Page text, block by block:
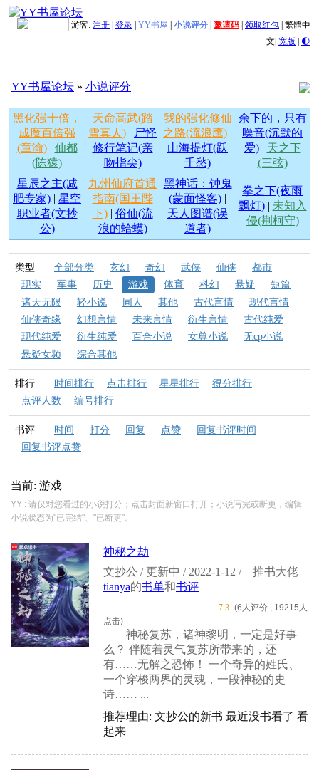
游客: 注册 登录 YY书屋 小说评分 邀请码 领取红包 繁體中
文| 宽版 | 🌓
YY书屋论坛 » 小说评分
黑化强十倍，
成魔百倍强
(章渝)| 仙都
(陈猿)
天命高武(踏
雪真人) | 尸怪
修行笔记(亲
吻指尖)
我的强化修仙
之路(流浪鹰) |
山海提灯(跃
千愁)
余下的，只有
噪音(沉默的
爱)| 天之下
(三弦)
星辰之主(减
肥专家) | 星空
职业者(文抄
公)
九州仙府首通
指南(国王陛
下)| 俗仙(流
浪的蛤蟆)
黑神话：钟鬼
(蒙面怪客) |
天人图谱(误
道者)
拳之下(夜雨
飘灯)| 未知入
侵(荆柯守)
类型 全部分类 玄幻 奇幻 武侠 仙侠
都市
现实
军事 历史 游戏 体育 科幻 悬疑
短篇
诸天无限
轻小说 同人 其他 古代言情
现代言情
仙侠奇缘
幻想言情 未来言情 衍生言情
古代纯爱
现代纯爱
衍生纯爱 百合小说 女尊小说
无cp小说
悬疑女频
综合其他
排行 时间排行 点击排行 星星排行
得分排行
点评人数
编号排行
书评 时间 打分 回复 点赞
回复书评时间
回复书评点赞
当前: 游戏
YY : 请仅对您看过的小说打分；点击封面新窗口打开；小说写完或断更，编辑
小说状态为"已完结"、"已断更"。
神秘之劫
文抄公 / 更新中 / 2022-1-12 /
推书大佬
tianya的书单和书评
7.3 (6人评价 , 19215人
点击)
神秘复苏，诸神黎明，一定是好事
么？ 伴随着灵气复苏所带来的，还
有……无解之恐怖！ 一个奇异的姓氏、
一个穿梭两界的灵魂，一段神秘的史
诗…… ...
推荐理由: 文抄公的新书 最近没书看了 看
起来